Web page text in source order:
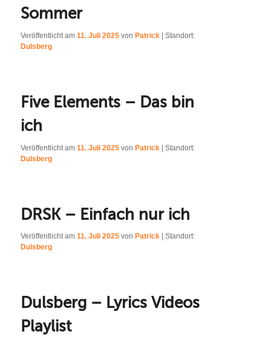
Sommer
Veröffentlicht am11. Juli 2025 von Patrick
| Standort:
Dulsberg
Five Elements – Das bin
ich
Veröffentlicht am11. Juli 2025 vonPatrick | Standort:
Dulsberg
DRSK – Einfach nur ich
Veröffentlicht am11. Juli 2025 von Patrick
| Standort:
Dulsberg
Dulsberg – Lyrics Videos
Playlist